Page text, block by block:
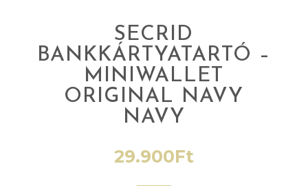
SECRID
BANKKÁRTYATARTÓ –
MINIWALLET
ORIGINAL NAVY
NAVY
29.900Ft